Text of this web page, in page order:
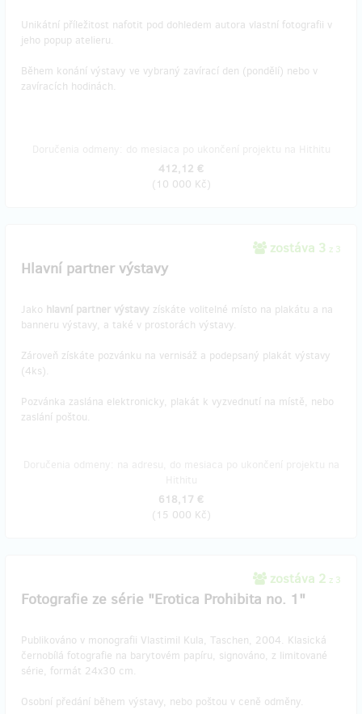
Unikátní příležitost nafotit pod dohledem autora vlastní fotografii v
jeho popup atelieru.
Během konání výstavy ve vybraný zavírací den (pondělí) nebo v
zavíracích hodinách.
412,12 €
(10 000 Kč)
zostáva 3 z 3
Hlavní partner výstavy
Jako hlavní partner výstavy získáte volitelné místo na plakátu a na
banneru výstavy, a také v prostorách výstavy.
Zároveň získáte pozvánku na vernisáž a podepsaný plakát výstavy
(4ks).
Pozvánka zaslána elektronicky, plakát k vyzvednutí na místě, nebo
zaslání poštou.
618,17 €
(15 000 Kč)
zostáva 2 z 3
Fotografie ze série "Erotica Prohibita no. 1"
Publikováno v monografii Vlastimil Kula, Taschen, 2004. Klasická
černobílá fotografie na barytovém papíru, signováno, z limitované
série, formát 24x30 cm.
Osobní předání během výstavy, nebo poštou v ceně odměny.